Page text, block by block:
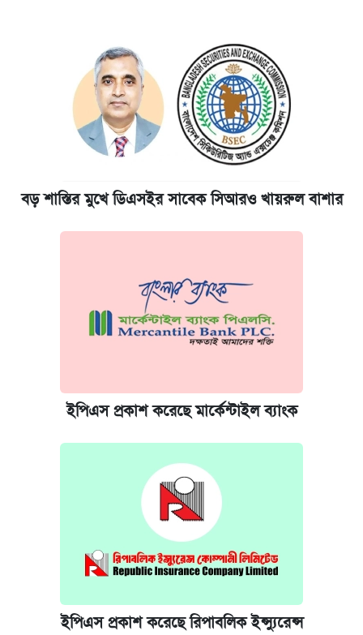
বড় শাস্তির মুখে ডিএসইর সাবেক সিআরও খায়রুল বাশার
ইপিএস প্রকাশ করেছে মার্কেন্টাইল ব্যাংক
ইপিএস প্রকাশ করেছে রিপাবলিক ইন্স্যুরেন্স